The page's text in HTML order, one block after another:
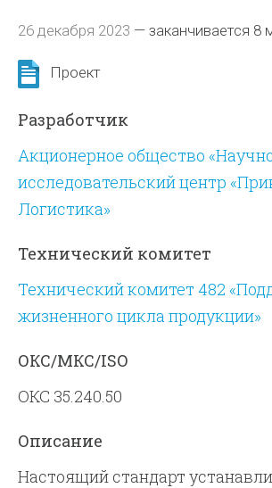
26 декабря 2023 —заканчивается 8
Проект
Разработчик
Акционерное общество
исследовательский центр
Логистика»
Технический комитет
Технический комитет 482
жизненного цикла продукции»
ОКС/МКС/ISO
ОКС 35.240.50
Описание
Настоящий стандарт